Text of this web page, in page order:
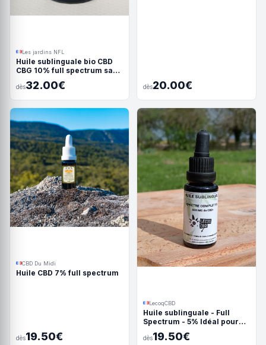
Les jardins NFL
Huile sublinguale bio CBD
CBG 10% full spectrum sans
dès32.00€ dès20.00€
CBD Du Midi
Huile CBD 7% full spectrum
dès19.50€
LecoqCBD
Huile sublinguale - Full
Spectrum - 5% Idéal pour
dès19.50€